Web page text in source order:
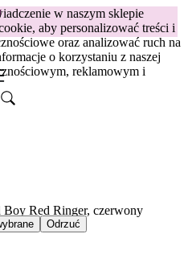
w naszym sklepie
aby personalizować treści i
oraz analizować ruch na
o korzystaniu z naszej
reklamowym i
Odrzuć
Red Ringer, czerwony